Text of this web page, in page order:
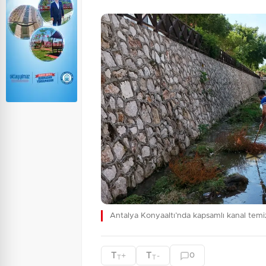
Antalya Konyaaltı’nda kapsamlı kanal
TT+ TT - 0